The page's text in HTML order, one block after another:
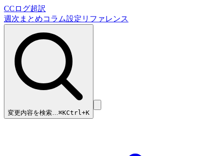
CCログ超訳
週次まとめコラム設定リファレンス
変更内容を検索…⌘KCtrl+K